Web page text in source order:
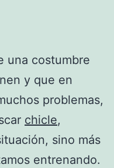
una costumbre
y que en
problemas,
chicle,
sino más
entrenando.